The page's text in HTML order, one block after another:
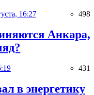
16:27 498
Анкара,
431
в энергетику